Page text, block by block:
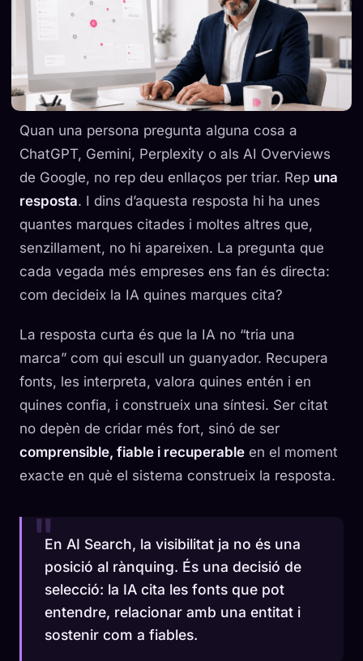
Quan una persona pregunta alguna cosa a
ChatGPT, Gemini, Perplexity o als AI Overviews
de Google, no rep deu enllaços per triar. Rep una
resposta. I dins d’aquesta resposta hi ha unes
quantes marques citades i moltes altres que,
senzillament, no hi apareixen. La pregunta que
cada vegada més empreses ens fan és directa:
com decideix la IA quines marques cita?
La resposta curta és que la IA no “tria una
marca” com qui escull un guanyador. Recupera
fonts, les interpreta, valora quines entén i en
quines confia, i construeix una síntesi. Ser citat
no depèn de cridar més fort, sinó de ser
comprensible, fiable i recuperable en el moment
exacte en què el sistema construeix la resposta.
En AI Search, la visibilitat ja no és una
posició al rànquing. És una decisió de
selecció: la IA cita les fonts que pot
entendre, relacionar amb una entitat i
sostenir com a fiables.